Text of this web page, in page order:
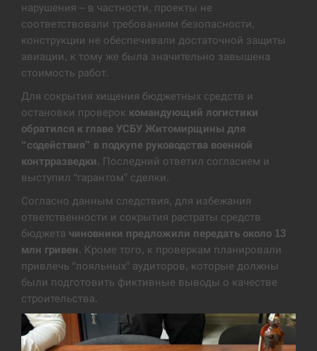
13:40
Біля українського літака в аеропорту Лейпцига
виявили дрон, ймовірно, з…
СЕРПЕНЬ
“Они должны быть уничтожены”: в МИДе
ответили, как отреагируют на…
СЕРПЕНЬ
Тайвань проводить найбільші військові
СЕРПЕНЬ
12:53
США обсуждают лицензии на Patriot для
Украины, несмотря на сомнения…
СЕРПЕНЬ
12:40
Латвія готова направити до 20 військових для
нарушения – в частности, проекты не
соответствовали требованиям безопасности,
конструкции не обеспечивали достаточной защиты
авиации, к тому же была значительно завышена
стоимость работ.
Для сокрытия хищения бюджетных средств и
остановки проверок командующий логистики
обратился к главе УСБУ Житомирщины для
“содействия” в подкупе руководства военной
контрразведки. Последний ответил согласием и
выступил “гарантом” сделки.
Согласно данным следствия, для избежания
ответственности и сокрытия растраты средств
бюджета чиновники предложили передать около 13
млн гривен. Кроме того, к проверкам планировали
привлечь “лояльных” аудиторов, которые должны
были подготовить фиктивные выводы о качестве
строительства.